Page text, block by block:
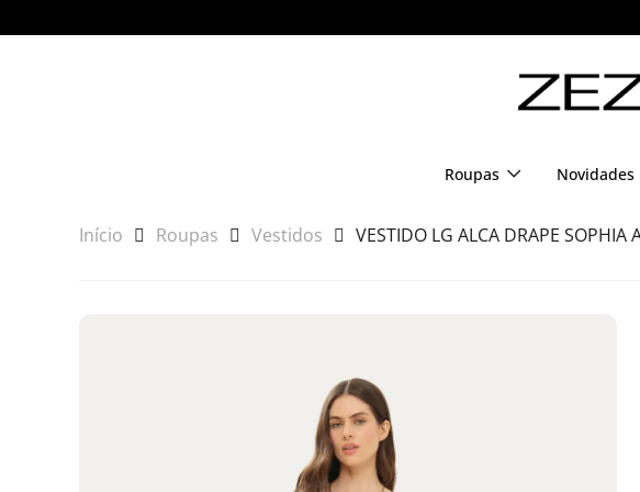
Roupas Novidades
Início Roupas Vestidos VESTIDO LG ALCA DRAPE SOPHIA